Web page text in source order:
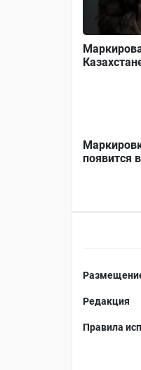
появится
Редакция
Правила